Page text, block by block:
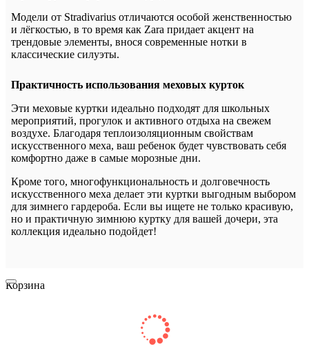
Модели от Stradivarius отличаются особой женственностью
и лёгкостью, в то время как Zara придает акцент на
трендовые элементы, внося современные нотки в
классические силуэты.
Практичность использования меховых курток
Эти меховые куртки идеально подходят для школьных
мероприятий, прогулок и активного отдыха на свежем
воздухе. Благодаря теплоизоляционным свойствам
искусственного меха, ваш ребенок будет чувствовать себя
комфортно даже в самые морозные дни.
Кроме того, многофункциональность и долговечность
искусственного меха делает эти куртки выгодным выбором
для зимнего гардероба. Если вы ищете не только красивую,
но и практичную зимнюю куртку для вашей дочери, эта
коллекция идеально подойдет!
Корзина